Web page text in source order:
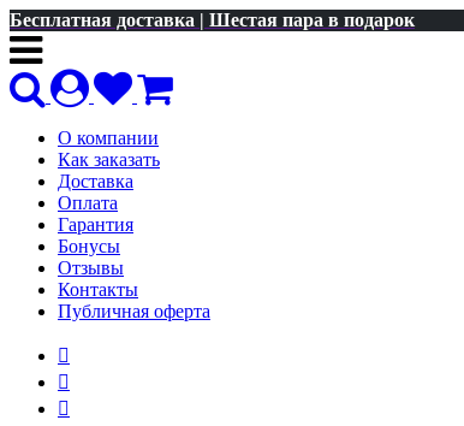
Бесплатная доставка | Шестая пара в подарок
О компании
Как заказать
Доставка
Оплата
Гарантия
Бонусы
Отзывы
Контакты
Публичная оферта